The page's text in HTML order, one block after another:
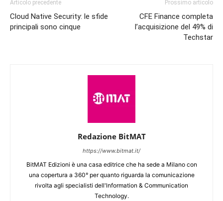
Articolo precedente
Cloud Native Security: le sfide
principali sono cinque
Prossimo articolo
CFE Finance completa
l’acquisizione del 49% di
Techstar
Redazione BitMAT
https://www.bitmat.it/
BitMAT Edizioni è una casa editrice che ha sede a Milano con
una copertura a 360° per quanto riguarda la comunicazione
rivolta agli specialisti dell'lnformation & Communication
Technology.